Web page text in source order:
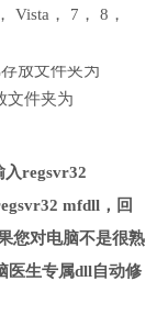
Vista， 7， 8，
放文件夹为
文件夹为
入regsvr32
mfdll，回
您对电脑不是很熟
医生专属dll自动修